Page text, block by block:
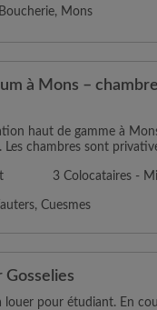
Mons
à Mons –
haut de gamme à
chambres sont
3 Colocataires -
Cuesmes
Gosselies
louer pour étudiant. En